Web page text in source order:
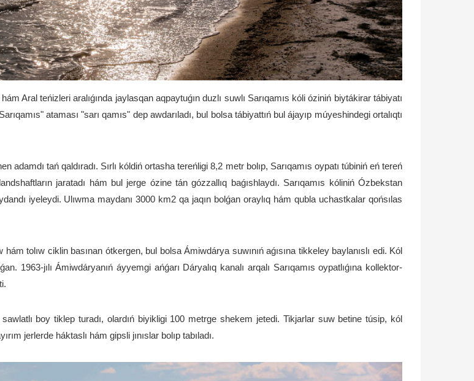
Aral teńizleri aralıǵında jaylasqan aqpaytuǵın duzlı suwlı Sarıqamıs kóli óziniń biytákirar tábiyatı
ataması "sarı qamıs" dep awdarıladı, bul bolsa tábiyattıń bul ájayıp múyeshindegi ortalıqtı
adamdı tań qaldıradı. Sırlı kóldiń ortasha tereńligi 8,2 metr bolıp, Sarıqamıs oypatı túbiniń eń tereń
jaratadı hám bul jerge ózine tán gózzallıq baǵıshlaydı. Sarıqamıs kóliniń Ózbekstan
iyeleydi. Ulıwma maydanı 3000 km2 qa jaqın bolǵan oraylıq hám qubla uchastkalar qońsılas
tolıw ciklin basınan ótkergen, bul bolsa Ámiwdárya suwınıń aǵısına tikkeley baylanıslı edi. Kól
1963-jılı Ámiwdáryanıń áyyemgi ańǵarı Dáryalıq kanalı arqalı Sarıqamıs oypatlıǵına kollektor-
sawlatlı boy tiklep turadı, olardıń biyikligi 100 metrge shekem jetedi. Tikjarlar suw betine túsip, kól
jerlerde háktaslı hám gipsli jınıslar bolıp tabıladı.